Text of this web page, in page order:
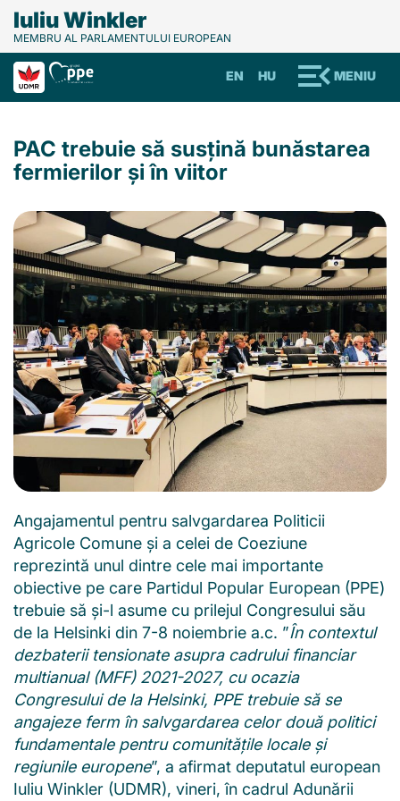
Iuliu Winkler
MEMBRU AL PARLAMENTULUI EUROPEAN
MENIU
HU
EN
PAC trebuie să susțină bunăstarea
fermierilor și în viitor
Angajamentul pentru salvgardarea Politicii
Agricole Comune și a celei de Coeziune
reprezintă unul dintre cele mai importante
obiective pe care Partidul Popular European (PPE)
trebuie să și-l asume cu prilejul Congresului său
de la Helsinki din 7-8 noiembrie a.c. ”În contextul
dezbaterii tensionate asupra cadrului financiar
multianual (MFF) 2021-2027, cu ocazia
Congresului de la Helsinki, PPE trebuie să se
angajeze ferm în salvgardarea celor două politici
fundamentale pentru comunitățile locale și
regiunile europene”, a afirmat deputatul european
Iuliu Winkler (UDMR), vineri, în cadrul Adunării